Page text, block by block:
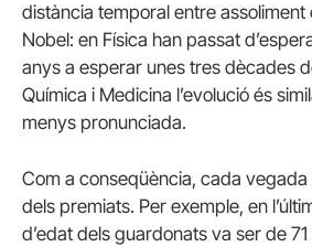
distància temporal entre assoliment
Nobel: en Física han passat
anys a esperar unes tres dècades
Química i Medicina l’evolució és
menys pronunciada.
Com a conseqüència, cada vegada
dels premiats. Per exemple, en
d’edat dels guardonats va ser de